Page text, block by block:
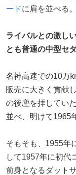
ードに肩を並べる。
ライバルとの激し
とも普通の中型セ
名神高速での10万
販売に大きく貢献
の後塵を拝してい
並べ、明けて1965
そもそも、1955年
して1957年に初代
前身となるダット